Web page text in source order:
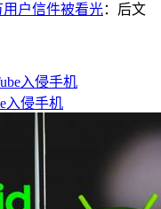
户信件被看光：后文
入侵手机